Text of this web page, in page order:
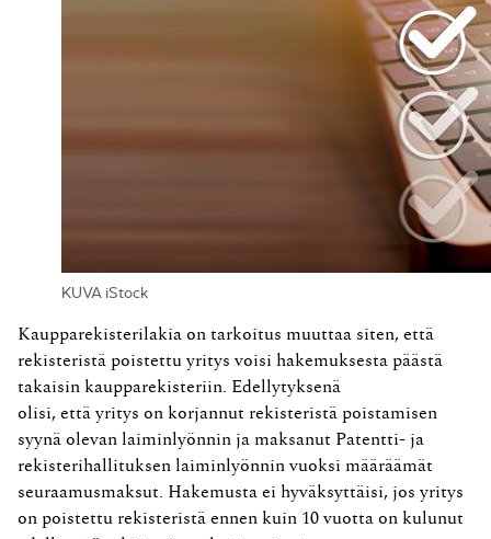
KUVA iStock
Kaupparekisterilakia on tarkoitus muuttaa siten, että
rekisteristä poistettu yritys voisi hakemuksesta päästä
takaisin kaupparekisteriin. Edellytyksenä
olisi, että yritys on korjannut rekisteristä poistamisen
syynä olevan laiminlyönnin ja maksanut Patentti- ja
rekisterihallituksen laiminlyönnin vuoksi määräämät
seuraamusmaksut. Hakemusta ei hyväksyttäisi, jos yritys
on poistettu rekisteristä ennen kuin 10 vuotta on kulunut